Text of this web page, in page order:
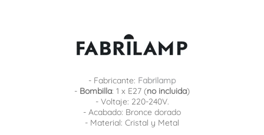
- Fabricante: Fabrilamp
- Bombilla: 1 x E27 (no incluida)
- Voltaje: 220-240V.
- Acabado: Bronce dorado
- Material: Cristal y Metal